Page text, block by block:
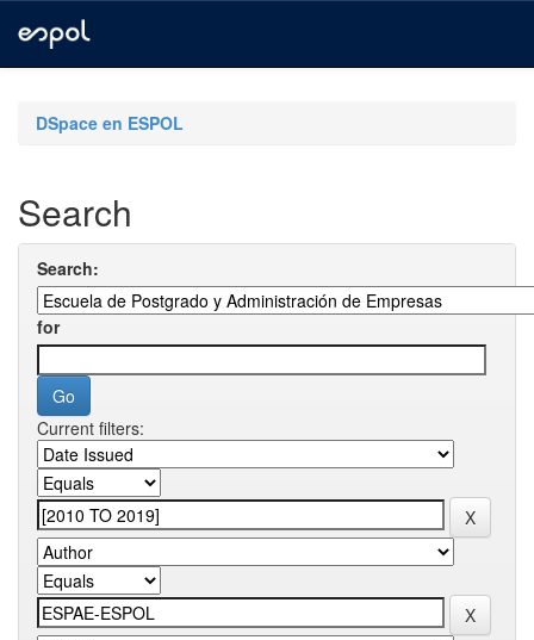
navigationDSpace en ESPOL
Search
Search:
for
Current filters: